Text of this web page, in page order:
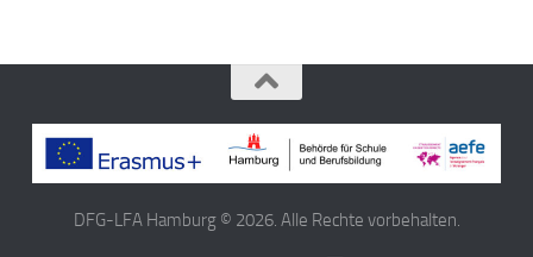
DFG-LFA Hamburg © 2026. Alle Rechte vorbehalten.